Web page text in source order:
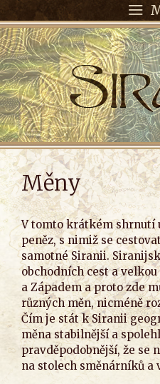
Měny
V tomto krátkém shrnutí
peněz, s nimiž se
samotné Siranii.
obchodních cest a
a Západem a proto zde
různých měn, nicméně
Čím je stát k Siranii
měna stabilnější a
pravděpodobnější, že se
na stolech směnárníků a